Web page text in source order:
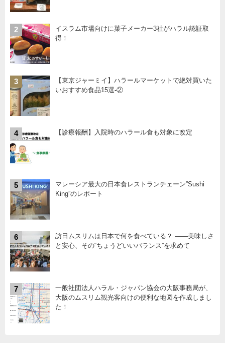
2
イスラム市場向けに菓子メーカー3社がハラル認証取
得！
3
【東京ジャーミイ】ハラールマーケットで絶対買いた
いおすすめ食品15選-②
4 【診療報酬】入院時のハラール食も対象に改定
5
マレーシア最大の日本食レストランチェーン”Sushi
King”のレポート
6
訪日ムスリムは日本で何を食べている？ ――美味しさ
と安心、その“ちょうどいいバランス”を求めて
7
一般社団法人ハラル・ジャパン協会の大阪事務局が、
大阪のムスリム観光客向けの便利な地図を作成しまし
た！